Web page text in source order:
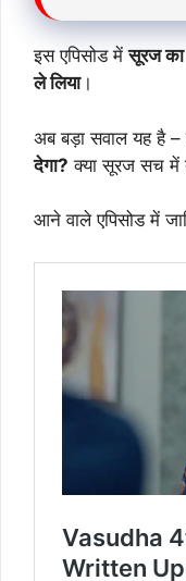
इस एपिसोड मेंसूरज का
ले लिया।
अब बड़ा सवाल यह है –
देगा? क्या सूरज सच में
आने वाले एपिसोड में